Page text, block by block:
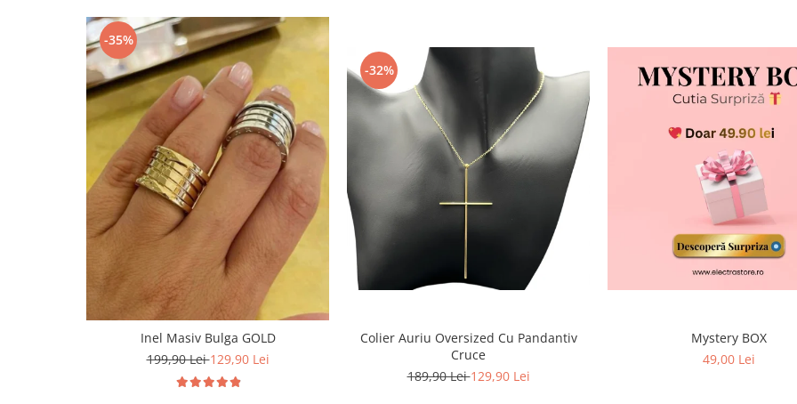
-35%
Inel Masiv Bulga GOLD
199,90 Lei129,90 Lei
-32%
Colier Auriu Oversized Cu Pandantiv
Cruce
189,90 Lei129,90 Lei
Mystery BOX
49,00 Lei